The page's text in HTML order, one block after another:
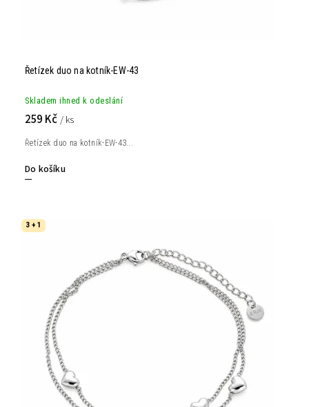
Řetízek duo na kotník-EW-43
Skladem ihned k odeslání
259 Kč / ks
Do košíku
Řetízek duo na kotník-EW-43...
3 + 1